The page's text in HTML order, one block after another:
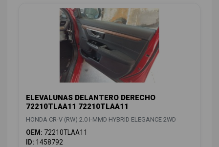
ELEVALUNAS DELANTERO DERECHO
72210TLAA11 72210TLAA11
HONDA CR-V (RW) 2.0 I-MMD HYBRID ELEGANCE 2WD
OEM: 72210TLAA11
ID: 1458792